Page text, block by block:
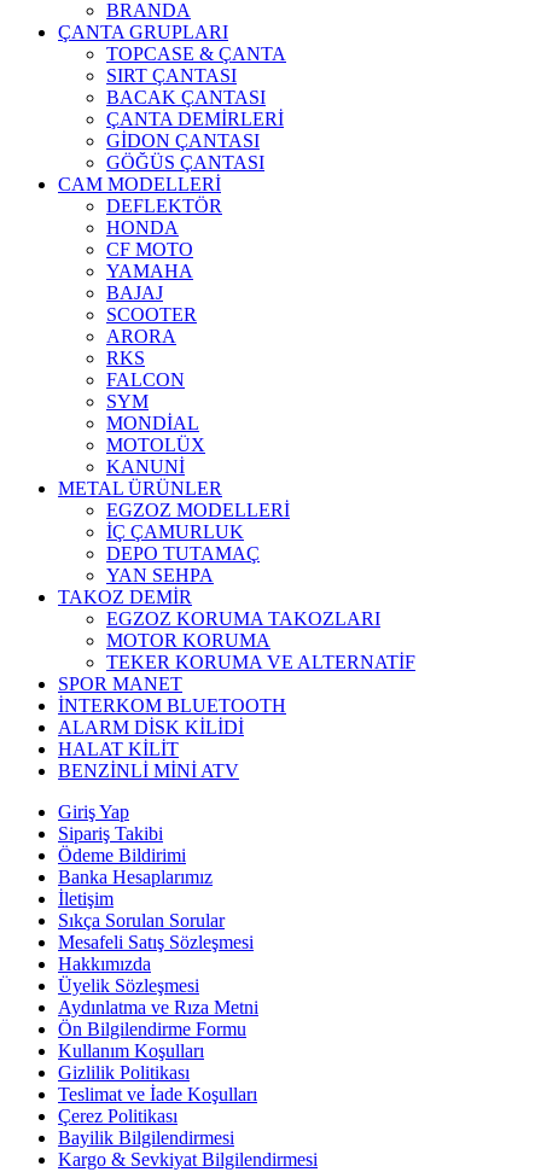
BRANDA
ÇANTA GRUPLARI
TOPCASE & ÇANTA
SIRT ÇANTASI
BACAK ÇANTASI
ÇANTA DEMİRLERİ
GİDON ÇANTASI
GÖĞÜS ÇANTASI
CAM MODELLERİ
DEFLEKTÖR
HONDA
CF MOTO
YAMAHA
BAJAJ
SCOOTER
ARORA
RKS
FALCON
SYM
MONDİAL
MOTOLÜX
KANUNİ
METAL ÜRÜNLER
EGZOZ MODELLERİ
İÇ ÇAMURLUK
DEPO TUTAMAÇ
YAN SEHPA
TAKOZ DEMİR
EGZOZ KORUMA TAKOZLARI
MOTOR KORUMA
TEKER KORUMA VE ALTERNATİF
SPOR MANET
İNTERKOM BLUETOOTH
ALARM DİSK KİLİDİ
HALAT KİLİT
BENZİNLİ MİNİ ATV
Giriş Yap
Sipariş Takibi
Ödeme Bildirimi
Banka Hesaplarımız
İletişim
Sıkça Sorulan Sorular
Mesafeli Satış Sözleşmesi
Hakkımızda
Üyelik Sözleşmesi
Aydınlatma ve Rıza Metni
Ön Bilgilendirme Formu
Kullanım Koşulları
Gizlilik Politikası
Teslimat ve İade Koşulları
Çerez Politikası
Bayilik Bilgilendirmesi
Kargo & Sevkiyat Bilgilendirmesi